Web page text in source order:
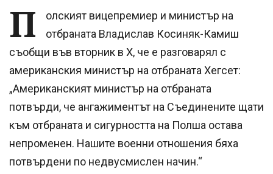
П
олският вицепремиер и министър на
отбраната Владислав Косиняк-Камиш
съобщи във вторник в X, че е разговарял с
американския министър на отбраната Хегсет:
„Американският министър на отбраната
потвърди, че ангажиментът на Съединените щати
към отбраната и сигурността на Полша остава
непроменен. Нашите военни отношения бяха
потвърдени по недвусмислен начин.“